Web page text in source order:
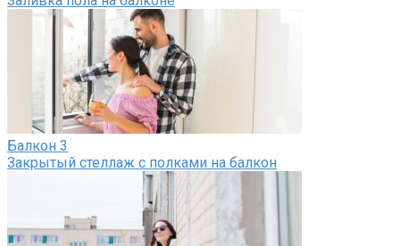
Балкон 3
Закрытый стеллаж с полками на балкон